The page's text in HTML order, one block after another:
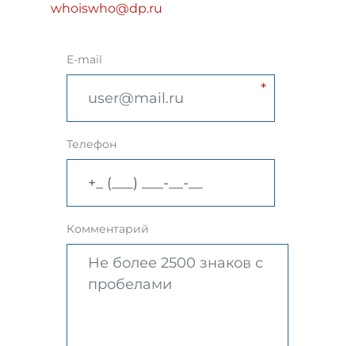
whoiswho@dp.ru
E-mail
Телефон
Комментарий